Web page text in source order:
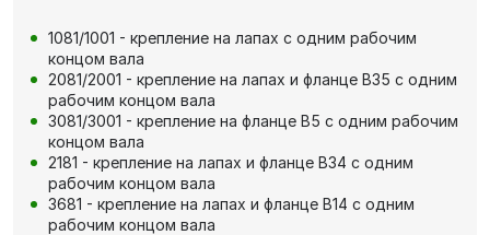
1081/1001 - крепление на лапах с одним рабочим
концом вала
2081/2001 - крепление на лапах и фланце В35 с одним
рабочим концом вала
3081/3001 - крепление на фланце В5 с одним рабочим
концом вала
2181 - крепление на лапах и фланце В34 с одним
рабочим концом вала
3681 - крепление на лапах и фланце В14 с одним
рабочим концом вала